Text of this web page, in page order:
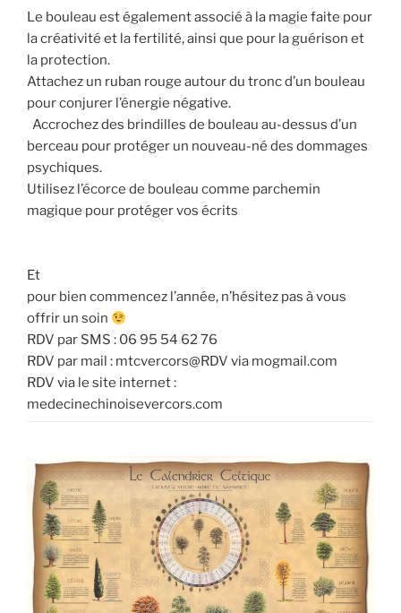
Le bouleau est également associé à la magie faite pour
la créativité et la fertilité, ainsi que pour la guérison et
la protection.
Attachez un ruban rouge autour du tronc d’un bouleau
pour conjurer l’énergie négative.
Accrochez des brindilles de bouleau au-dessus d’un
berceau pour protéger un nouveau-né des dommages
psychiques.
Utilisez l’écorce de bouleau comme parchemin
magique pour protéger vos écrits
Et
pour bien commencez l’année, n’hésitez pas à vous
offrir un soin
RDV par SMS : 06 95 54 62 76
RDV par mail : mtcvercors@RDV via mogmail.com
RDV via le site internet :
medecinechinoisevercors.com